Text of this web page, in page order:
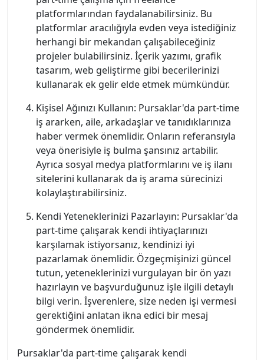
platformlarından faydalanabilirsiniz. Bu
platformlar aracılığıyla evden veya istediğiniz
herhangi bir mekandan çalışabileceğiniz
projeler bulabilirsiniz. İçerik yazımı, grafik
tasarım, web geliştirme gibi becerilerinizi
kullanarak ek gelir elde etmek mümkündür.
Kişisel Ağınızı Kullanın: Pursaklar'da part-time
iş ararken, aile, arkadaşlar ve tanıdıklarınıza
haber vermek önemlidir. Onların referansıyla
veya önerisiyle iş bulma şansınız artabilir.
Ayrıca sosyal medya platformlarını ve iş ilanı
sitelerini kullanarak da iş arama sürecinizi
kolaylaştırabilirsiniz.
Kendi Yeteneklerinizi Pazarlayın: Pursaklar'da
part-time çalışarak kendi ihtiyaçlarınızı
karşılamak istiyorsanız, kendinizi iyi
pazarlamak önemlidir. Özgeçmişinizi güncel
tutun, yeteneklerinizi vurgulayan bir ön yazı
hazırlayın ve başvurduğunuz işle ilgili detaylı
bilgi verin. İşverenlere, size neden işi vermesi
gerektiğini anlatan ikna edici bir mesaj
göndermek önemlidir.
Pursaklar'da part-time çalışarak kendi